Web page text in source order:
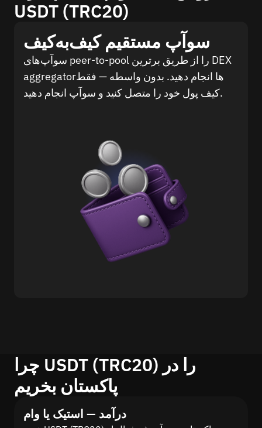
USDT (TRC20)
سوآپ مستقیم کیف‌به‌کیف
سوآپ‌های peer-to-pool را از طریق برترین DEX
aggregatorها انجام دهید. بدون واسطه — فقط
کیف پول خود را متصل کنید و سوآپ انجام دهید.
چرا USDT (TRC20) را در
پاکستان بخریم
درآمد — استیک یا وام